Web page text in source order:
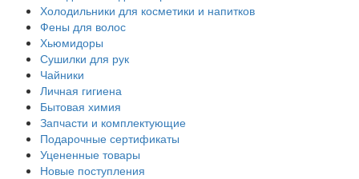
Холодильники для косметики и напитков
Фены для волос
Хьюмидоры
Сушилки для рук
Чайники
Личная гигиена
Бытовая химия
Запчасти и комплектующие
Подарочные сертификаты
Уцененные товары
Новые поступления